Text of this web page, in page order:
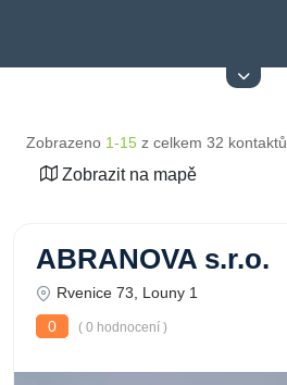
Zobrazeno 1-15 z celkem 32 kontaktů
Zobrazit na mapě
ABRANOVA s.r.o.
Rvenice 73, Louny 1
0
( 0 hodnocení )